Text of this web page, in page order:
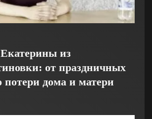
из
от праздничных
потери дома и матери